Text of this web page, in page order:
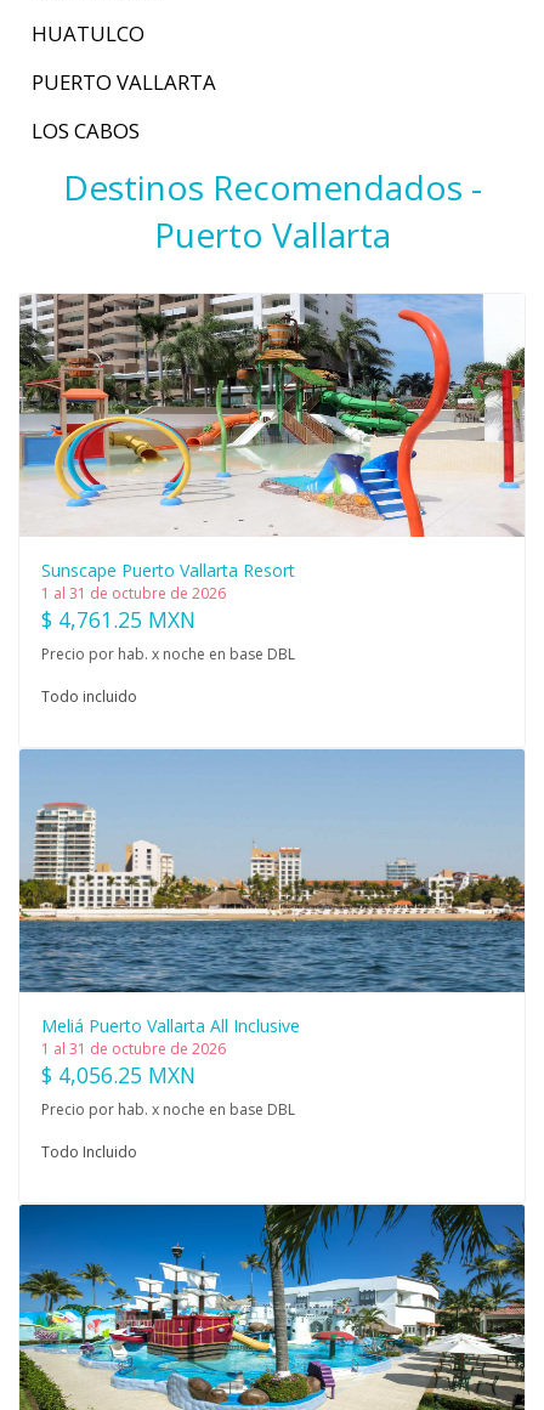
HUATULCO
PUERTO VALLARTA
LOS CABOS
Destinos Recomendados -
Puerto Vallarta
Sunscape Puerto Vallarta Resort
1 al 31 de octubre de 2026
$ 4,761.25 MXN
Precio por hab. x noche en base DBL
Todo incluido
Meliá Puerto Vallarta All Inclusive
1 al 31 de octubre de 2026
$ 4,056.25 MXN
Precio por hab. x noche en base DBL
Todo Incluido